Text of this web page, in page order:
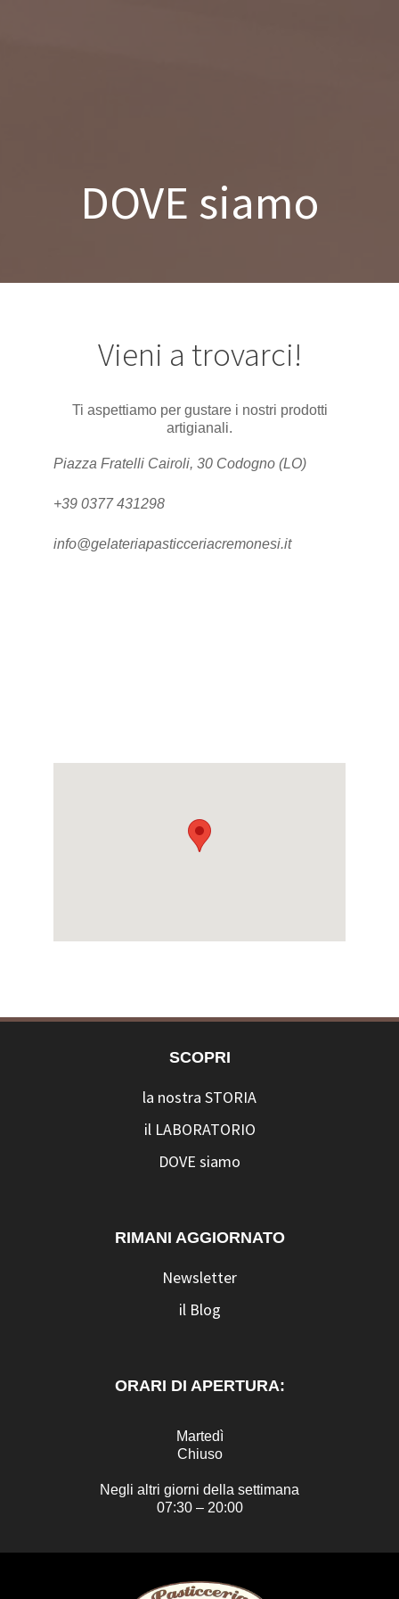
DOVE siamo
Vieni a trovarci!
Ti aspettiamo per gustare i nostri prodotti
artigianali.
Piazza Fratelli Cairoli, 30 Codogno (LO)
+39 0377 431298
info@gelateriapasticceriacremonesi.it
SCOPRI
la nostra STORIA
il LABORATORIO
DOVE siamo
RIMANI AGGIORNATO
Newsletter
il Blog
ORARI DI APERTURA:
Martedì
Chiuso
Negli altri giorni della settimana
07:30 – 20:00